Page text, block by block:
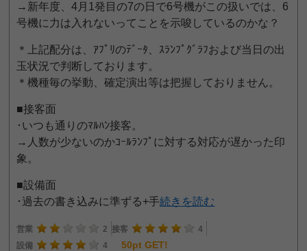
→新年度、4月1発目の7の日で6号機がこの扱いでは、6
号機に力は入れないってことを示唆しているのかな？
＊上記配分は、ｱﾌﾟﾘのﾃﾞｰﾀ、ｽﾗﾝﾌﾟｸﾞﾗﾌおよび当日の出
玉状況で判断しております。
＊機種毎の挙動、確定演出等は把握しておりません。
■接客面
･いつも通りのﾏﾙﾊﾝ接客。
→人数が少ないのかｺｰﾙﾗﾝﾌﾟに対する対応が遅かった印
象。
■設備面
･過去の書き込みに準ずる+手続きを読む
営業 2 接客
4
設備
4 50pt GET!